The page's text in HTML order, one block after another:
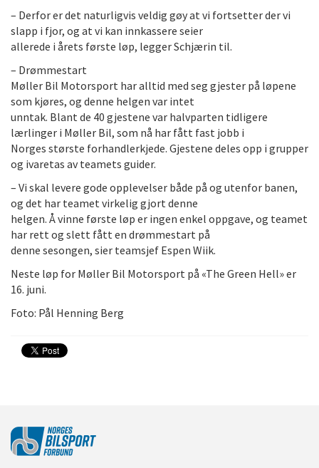
– Derfor er det naturligvis veldig gøy at vi fortsetter der vi
slapp i fjor, og at vi kan innkassere seier
allerede i årets første løp, legger Schjærin til.
– Drømmestart
Møller Bil Motorsport har alltid med seg gjester på løpene
som kjøres, og denne helgen var intet
unntak. Blant de 40 gjestene var halvparten tidligere
lærlinger i Møller Bil, som nå har fått fast jobb i
Norges største forhandlerkjede. Gjestene deles opp i grupper
og ivaretas av teamets guider.
– Vi skal levere gode opplevelser både på og utenfor banen,
og det har teamet virkelig gjort denne
helgen. Å vinne første løp er ingen enkel oppgave, og teamet
har rett og slett fått en drømmestart på
denne sesongen, sier teamsjef Espen Wiik.
Neste løp for Møller Bil Motorsport på «The Green Hell» er
16. juni.
Foto: Pål Henning Berg